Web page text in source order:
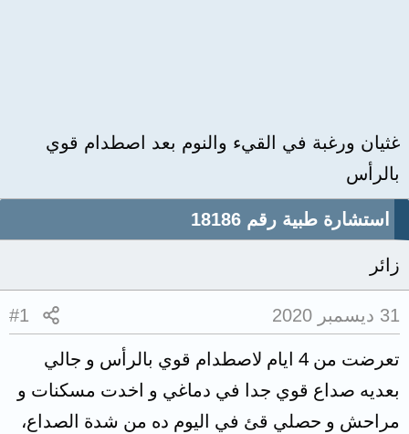
غثيان ورغبة في القيء والنوم بعد اصطدام قوي
بالرأس
استشارة طبية رقم 18186
زائر
31 ديسمبر 2020 #1
تعرضت من 4 ايام لاصطدام قوي بالرأس و جالي
بعديه صداع قوي جدا في دماغي و اخدت مسكنات و
مراحش و حصلي قئ في اليوم ده من شدة الصداع،